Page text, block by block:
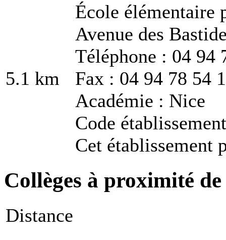
5.1 km
École élémentaire
Avenue des
Téléphone : 04 94
Fax : 04 94 78 54
Académie : Nice
Code
Cet établissement
Collèges à proximité
Distance